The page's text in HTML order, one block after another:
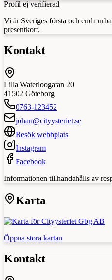
Profil ej verifierad
Vi är Sveriges första och enda
presentkort.
Kontakt
Lilla Waterloogatan 20
41502 Göteborg
0763-123452
johan@cityysteriet.se
Besök webbplats
Instagram
Facebook
Informationen tillhandahålls av
Karta
Öppna stora kartan
Kontakt